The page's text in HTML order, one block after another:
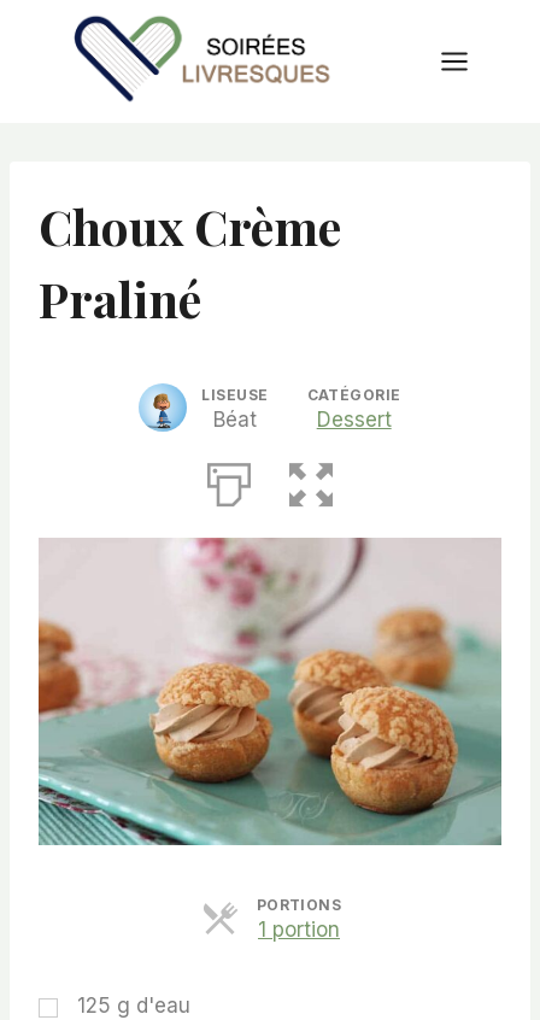
Choux Crème
Praliné
LISEUSE
Béat
CATÉGORIE
Dessert
PORTIONS
1 portion
125 g d'eau